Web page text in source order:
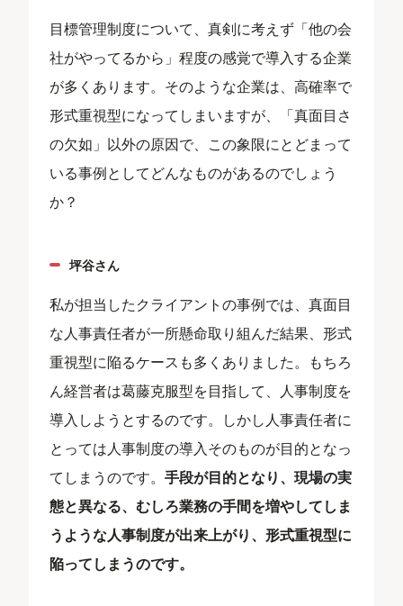
目標管理制度について、真剣に考えず「他の会
社がやってるから」程度の感覚で導入する企業
が多くあります。そのような企業は、高確率で
形式重視型になってしまいますが、「真面目さ
の欠如」以外の原因で、この象限にとどまって
いる事例としてどんなものがあるのでしょう
か？
坪谷さん
私が担当したクライアントの事例では、真面目
な人事責任者が一所懸命取り組んだ結果、形式
重視型に陥るケースも多くありました。もちろ
ん経営者は葛藤克服型を目指して、人事制度を
導入しようとするのです。しかし人事責任者に
とっては人事制度の導入そのものが目的となっ
てしまうのです。手段が目的となり、現場の実
態と異なる、むしろ業務の手間を増やしてしま
うような人事制度が出来上がり、形式重視型に
陥ってしまうのです。